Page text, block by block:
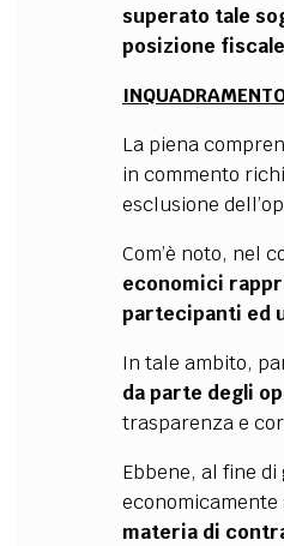
superato tale
posizione
La piena
in commento
esclusione
Com’è noto, nel
economici
partecipanti ed
In tale ambito,
da parte degli
trasparenza e
Ebbene, al fine
materia di